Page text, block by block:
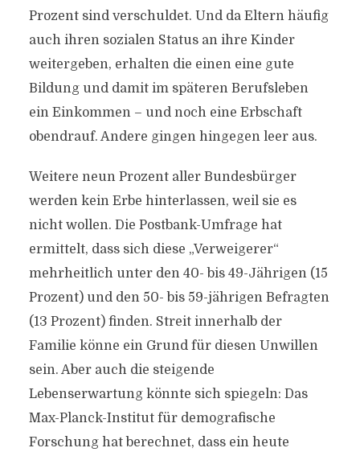
Prozent sind verschuldet. Und da Eltern häufig
auch ihren sozialen Status an ihre Kinder
weitergeben, erhalten die einen eine gute
Bildung und damit im späteren Berufsleben
ein Einkommen – und noch eine Erbschaft
obendrauf. Andere gingen hingegen leer aus.
Weitere neun Prozent aller Bundesbürger
werden kein Erbe hinterlassen, weil sie es
nicht wollen. Die Postbank-Umfrage hat
ermittelt, dass sich diese „Verweigerer“
mehrheitlich unter den 40- bis 49-Jährigen (15
Prozent) und den 50- bis 59-jährigen Befragten
(13 Prozent) finden. Streit innerhalb der
Familie könne ein Grund für diesen Unwillen
sein. Aber auch die steigende
Lebenserwartung könnte sich spiegeln: Das
Max-Planck-Institut für demografische
Forschung hat berechnet, dass ein heute